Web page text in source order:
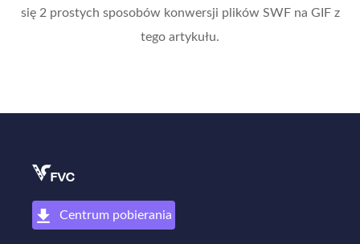
się 2 prostych sposobów konwersji plików SWF na GIF z
tego artykułu.
Centrum pobierania